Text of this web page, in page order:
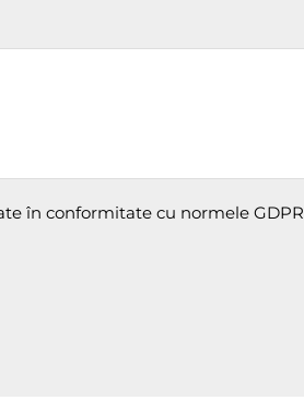
în conformitate cu normele GDPR